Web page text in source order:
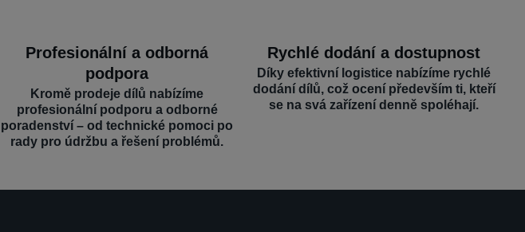
Profesionální a odborná
podpora
Kromě prodeje dílů nabízíme
profesionální podporu a odborné
poradenství – od technické pomoci po
rady pro údržbu a řešení problémů.
Rychlé dodání a dostupnost
Díky efektivní logistice nabízíme rychlé
dodání dílů, což ocení především ti, kteří
se na svá zařízení denně spoléhají.